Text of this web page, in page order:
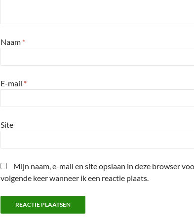
Naam *
E-mail *
Site
Mijn naam, e-mail en site opslaan in deze browser
volgende keer wanneer ik een reactie plaats.